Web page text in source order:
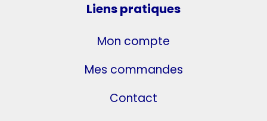
Liens pratiques
Mon compte
Mes commandes
Contact